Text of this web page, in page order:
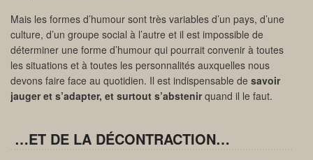
Mais les formes d’humour sont très variables d’un pays, d’une
culture, d’un groupe social à l’autre et il est impossible de
déterminer une forme d’humour qui pourrait convenir à toutes
les situations et à toutes les personnalités auxquelles nous
devons faire face au quotidien. Il est indispensable de savoir
jauger et s’adapter, et surtout s’abstenirquand il le faut.
…ET DE LA DÉCONTRACTION…